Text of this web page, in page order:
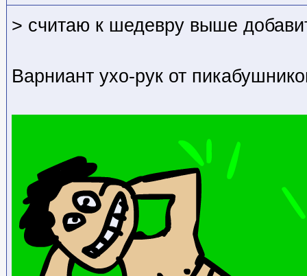
> считаю к шедевру выше
Варниант ухо-рук от